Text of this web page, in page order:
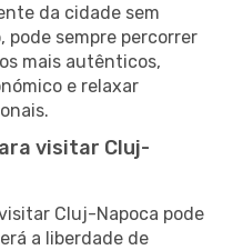
da cidade sem
pode sempre percorrer
mais autênticos,
e relaxar
visitar Cluj-
Cluj-Napoca pode
a liberdade de